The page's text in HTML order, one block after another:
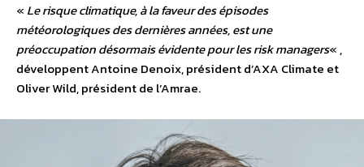
« Le risque climatique, à la faveur des épisodes
météorologiques des dernières années, est une
préoccupation désormais évidente pour les risk managers« ,
développent Antoine Denoix, président d’AXA Climate et
Oliver Wild, président de l’Amrae.